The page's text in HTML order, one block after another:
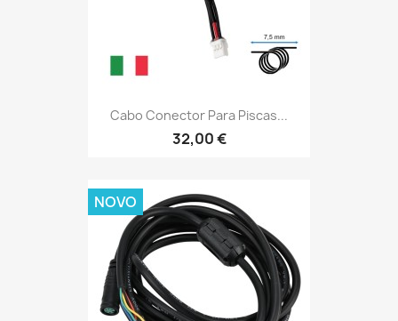
Cabo Conector Para Piscas...
32,00 €
NOVO